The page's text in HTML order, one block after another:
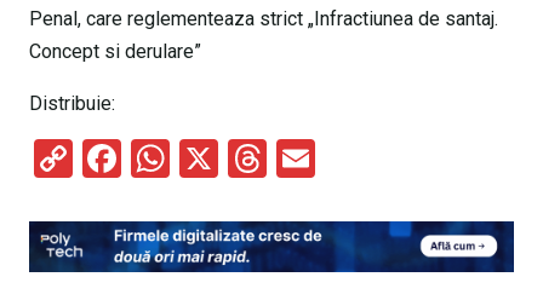
Penal, care reglementeaza strict „Infractiunea de santaj.
Concept si derulare”
Distribuie:
C
py
Li
F
ce
b
W
at
s
X
T
e
a
ail